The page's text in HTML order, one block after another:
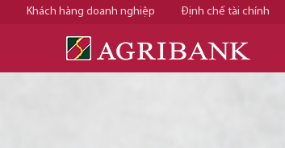
Khách hàng doanh nghiệp Định chế tài chính